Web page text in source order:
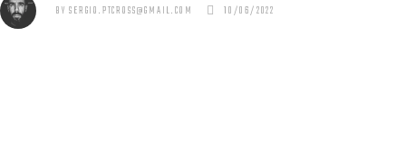
BYSERGIO.PTCROSS@GMAIL.COM 10/06/2022